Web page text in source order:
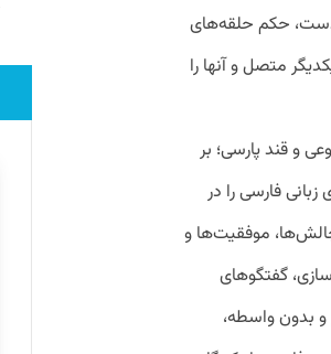
دست، حکم حلقه‌های
متصل و آنها را
و قند پارسی؛ بر
فارسی را در
موفقیت‌ها و
گفتگوهای
بدون واسطه،